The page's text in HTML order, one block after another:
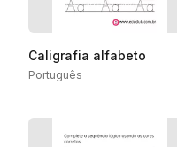
Caligrafia alfabeto
Português